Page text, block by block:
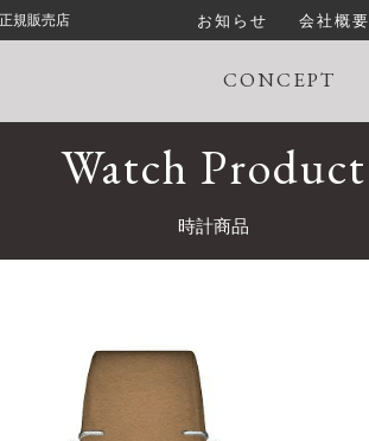
規販売店 お知らせ 会社概要
CONCEPT
Watch Product
時計商品